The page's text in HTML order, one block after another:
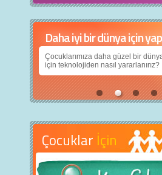
Daha iyi bir dünya için
Çocuklarımıza daha güzel bir
için teknolojiden nasıl yararlanırız?
Çocuklar İçin